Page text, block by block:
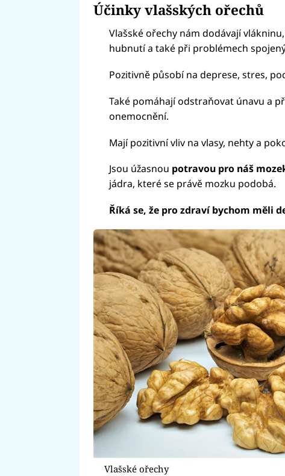
Účinky vlašských ořechů
Vlašské ořechy nám dodávají
hubnutí a také při problémech
Pozitivně působí na deprese, stres,
Také pomáhají odstraňovat únavu a
onemocnění.
Mají pozitivní vliv na vlasy, nehty a
Jsou úžasnou potravou pro náš
jádra, které se právě mozku podobá.
Říká se, že pro zdraví bychom měli
Vlašské ořechy